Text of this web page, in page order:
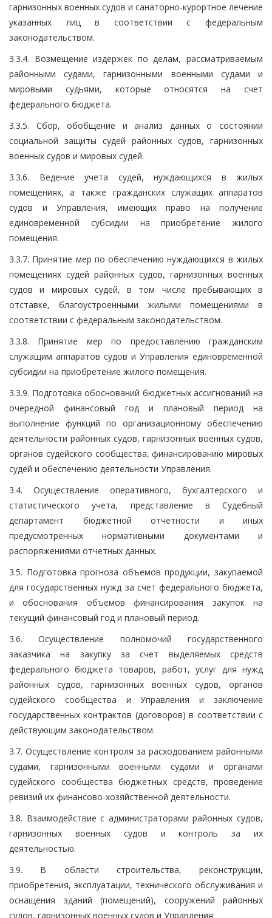
гарнизонных военных судов и санаторно-курортное лечение
указанных лиц в соответствии с федеральным
законодательством.
3.3.4. Возмещение издержек по делам, рассматриваемым
районными судами, гарнизонными военными судами и
мировыми судьями, которые относятся на счет
федерального бюджета.
3.3.5. Сбор, обобщение и анализ данных о состоянии
социальной защиты судей районных судов, гарнизонных
военных судов и мировых судей.
3.3.6. Ведение учета судей, нуждающихся в жилых
помещениях, а также гражданских служащих аппаратов
судов и Управления, имеющих право на получение
единовременной субсидии на приобретение жилого
помещения.
3.3.7. Принятие мер по обеспечению нуждающихся в жилых
помещениях судей районных судов, гарнизонных военных
судов и мировых судей, в том числе пребывающих в
отставке, благоустроенными жилыми помещениями в
соответствии с федеральным законодательством.
3.3.8. Принятие мер по предоставлению гражданским
служащим аппаратов судов и Управления единовременной
субсидии на приобретение жилого помещения.
3.3.9. Подготовка обоснований бюджетных ассигнований на
очередной финансовый год и плановый период на
выполнение функций по организационному обеспечению
деятельности районных судов, гарнизонных военных судов,
органов судейского сообщества, финансированию мировых
судей и обеспечению деятельности Управления.
3.4. Осуществление оперативного, бухгалтерского и
статистического учета, представление в Судебный
департамент бюджетной отчетности и иных
предусмотренных нормативными документами и
распоряжениями отчетных данных.
3.5. Подготовка прогноза объемов продукции, закупаемой
для государственных нужд за счет федерального бюджета,
и обоснования объемов финансирования закупок на
текущий финансовый год и плановый период.
3.6. Осуществление полномочий государственного
заказчика на закупку за счет выделяемых средств
федерального бюджета товаров, работ, услуг для нужд
районных судов, гарнизонных военных судов, органов
судейского сообщества и Управления и заключение
государственных контрактов (договоров) в соответствии с
действующим законодательством.
3.7. Осуществление контроля за расходованием районными
судами, гарнизонными военными судами и органами
судейского сообщества бюджетных средств, проведение
ревизий их финансово-хозяйственной деятельности.
3.8. Взаимодействие с администраторами районных судов,
гарнизонных военных судов и контроль за их
деятельностью.
3.9. В области строительства, реконструкции,
приобретения, эксплуатации, технического обслуживания и
оснащения зданий (помещений), сооружений районных
судов, гарнизонных военных судов и Управления: